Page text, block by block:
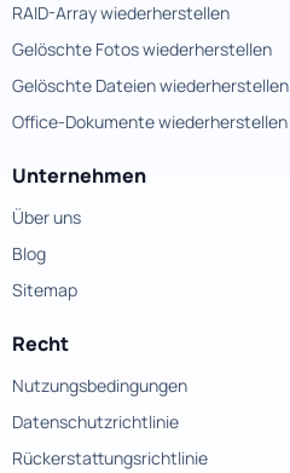
RAID-Array wiederherstellen
Gelöschte Fotos wiederherstellen
Gelöschte Dateien wiederherstellen
Office-Dokumente wiederherstellen
Unternehmen
Über uns
Blog
Sitemap
Recht
Nutzungsbedingungen
Datenschutzrichtlinie
Rückerstattungsrichtlinie